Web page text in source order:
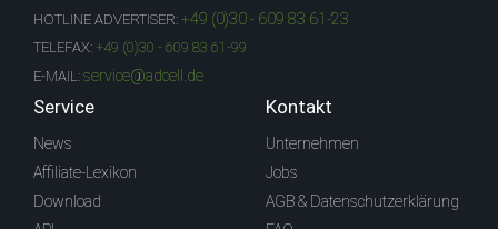
HOTLINE ADVERTISER: +49 (0)30 - 609 83 61-23
TELEFAX: +49 (0)30 - 609 83 61-99
E-MAIL: service@adcell.de
Service
News
Affiliate-Lexikon
Download
Kontakt
Unternehmen
Jobs
AGB & Datenschutzerklärung